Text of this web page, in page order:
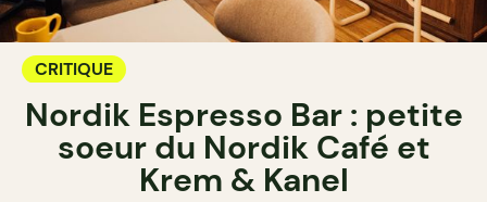
CRITIQUE
Nordik Espresso Bar : petite
soeur du Nordik Café et
Krem & Kanel